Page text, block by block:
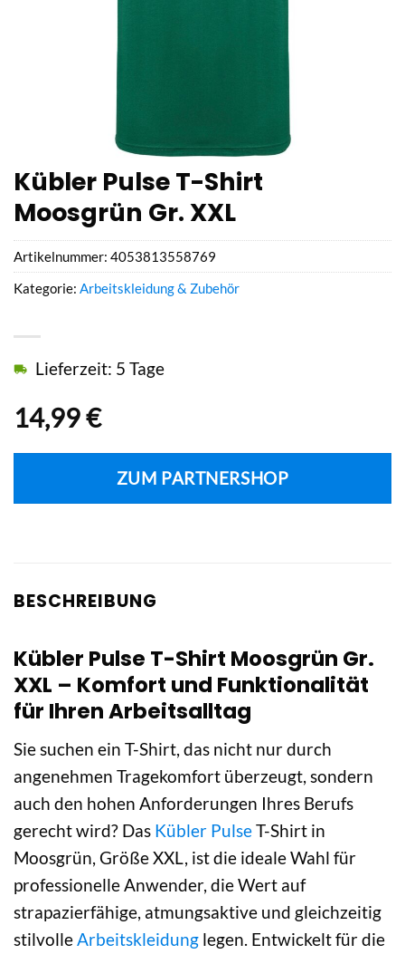
Kübler Pulse T-Shirt
Moosgrün Gr. XXL
14,99€
Lieferzeit: 5 Tage
ZUM PARTNERSHOP
Artikelnummer: 4053813558769
Kategorie: Arbeitskleidung & Zubehör
BESCHREIBUNG
Kübler Pulse T-Shirt Moosgrün Gr.
XXL – Komfort und Funktionalität
für Ihren Arbeitsalltag
Sie suchen ein T-Shirt, das nicht nur durch
angenehmen Tragekomfort überzeugt, sondern
auch den hohen Anforderungen Ihres Berufs
gerecht wird? Das Kübler PulseT-Shirt in
Moosgrün, Größe XXL, ist die ideale Wahl für
professionelle Anwender, die Wert auf
strapazierfähige, atmungsaktive und gleichzeitig
stilvolleArbeitskleidung legen. Entwickelt für die